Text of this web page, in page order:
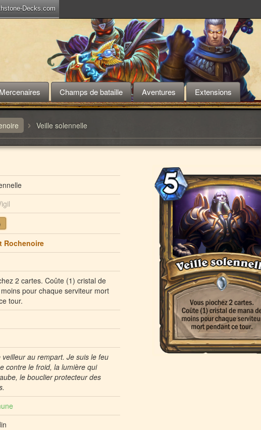
Decks.com
Champs de bataille Aventures Extensions
› Veille solennelle
Rochenoire
2 cartes. Coûte (1) cristal de
pour chaque serviteur mort
tour.
veilleur au rempart. Je suis le feu
contre le froid, la lumière qui
le bouclier protecteur des